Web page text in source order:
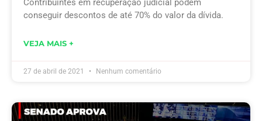
conseguir descontos de até 70% do valor da dívida.
VEJA MAIS +
27 de abril de 2021 Nenhum comentário